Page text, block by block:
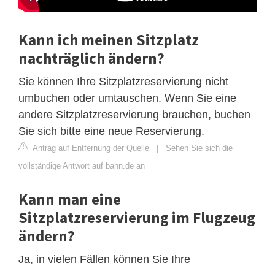
Kann ich meinen Sitzplatz
nachträglich ändern?
Sie können Ihre Sitzplatzreservierung nicht
umbuchen oder umtauschen. Wenn Sie eine
andere Sitzplatzreservierung brauchen, buchen
Sie sich bitte eine neue Reservierung.
Antrag auf Entfernung der Quelle | Sehen Sie sich die
vollständige Antwort auf bahn.de an
Kann man eine
Sitzplatzreservierung im Flugzeug
ändern?
Ja, in vielen Fällen können Sie Ihre